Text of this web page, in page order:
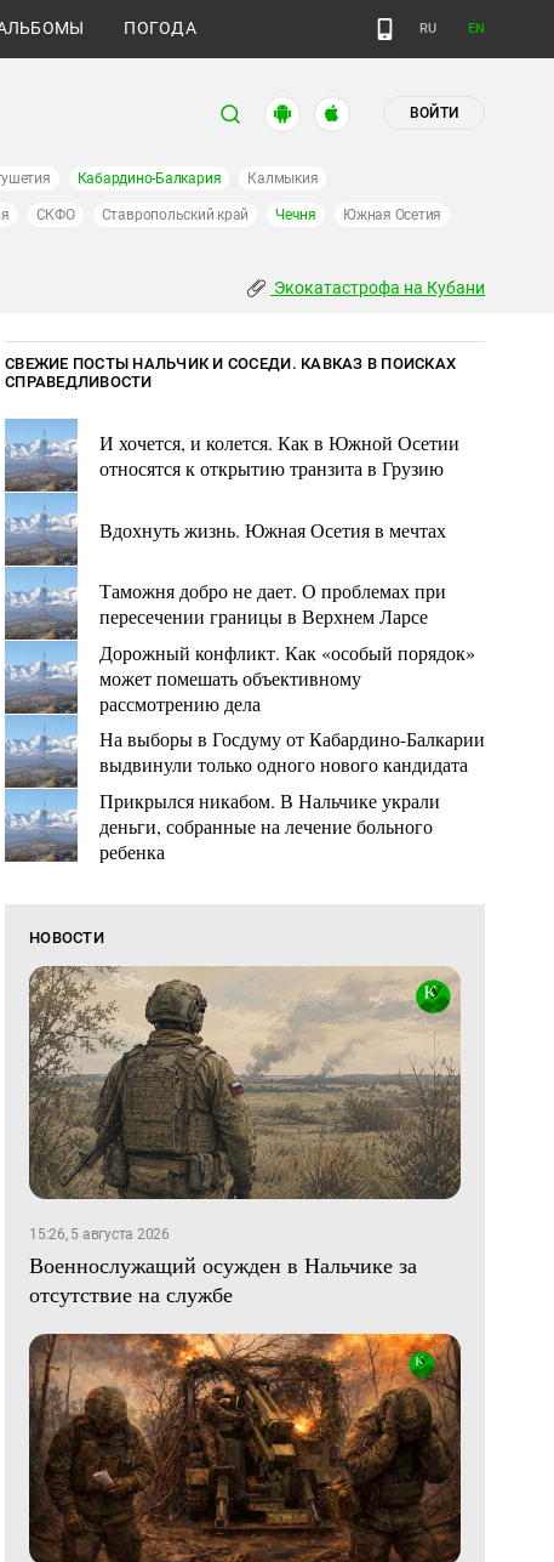
ПОГОДА RU EN
ВОЙТИ
Кабардино-Балкария Калмыкия
СКФО Ставропольский край Чечня Южная Осетия
Экокатастрофа на Кубани
СВЕЖИЕ ПОСТЫ НАЛЬЧИК И СОСЕДИ. КАВКАЗ В ПОИСКАХ
СПРАВЕДЛИВОСТИ
И хочется, и колется. Как в Южной Осетии
относятся к открытию транзита в Грузию
Вдохнуть жизнь. Южная Осетия в мечтах
Таможня добро не дает. О проблемах при
пересечении границы в Верхнем Ларсе
Дорожный конфликт. Как «особый порядок»
может помешать объективному
рассмотрению дела
На выборы в Госдуму от Кабардино-Балкарии
выдвинули только одного нового кандидата
Прикрылся никабом. В Нальчике украли
деньги, собранные на лечение больного
ребенка
НОВОСТИ
15:26, 5 августа 2026
Военнослужащий осужден в Нальчике за
отсутствие на службе